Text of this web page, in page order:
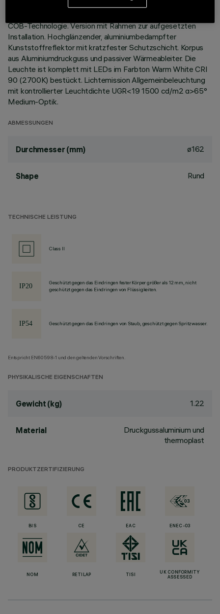
COB-Technologie. Version mit Rahmen zur aufgesetzten
Installation. Hochglänzender, aluminiumbedampfter
Kunststoffreflektor mit kratzfester Schutzschicht. Korpus
aus Aluminiumdruckguss und passiver Wärmeableiter. Die
Leuchte ist komplett mit LEDs im Farbton Warm White CRI
90 (2700K) bestückt. Lichtemission Allgemeinbeleuchtung
mit kontrollierter Leuchtdichte UGR<19 1500 cd/m2 α>65°
Medium-Optik.
ABMESSUNGEN
Durchmesser (mm) ø162
Shape Rund
TECHNISCHE LEISTUNG
Class II
Geschützt gegen das Eindringen fester Körper größer als 12 mm, nicht
geschützt gegen das Eindringen von Flüssigkeiten.
Geschützt gegen das Eindringen von Staub, geschützt gegen Spritzwasser.
Entspricht EN60598-1 und den geltenden Vorschriften.
PHYSIKALISCHE EIGENSCHAFTEN
Gewicht (kg) 1.22
Material
Druckgussaluminium und
thermoplast
PRODUKTZERTIFIZIERUNG
BIS CE EAC ENEC-03
NOM RETILAP TISI
UK CONFORMITY
ASSESSED